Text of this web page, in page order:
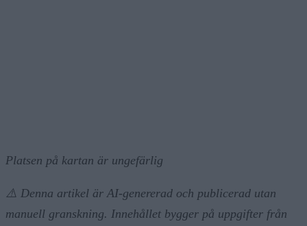
Platsen på kartan är ungefärlig
⚠️ Denna artikel är AI-genererad och publicerad utan
manuell granskning. Innehållet bygger på uppgifter från